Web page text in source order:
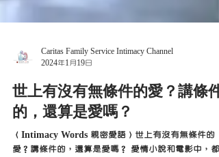
Caritas Family Service Intimacy Channel
世上有沒有無條件的愛？講條件
的，還算是愛嗎？
〈Intimacy Words 親密愛語〉世上有沒有無條件的